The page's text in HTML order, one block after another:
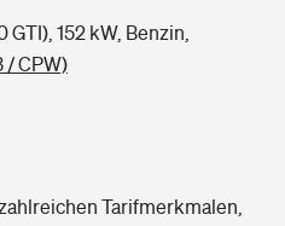
GTI), 152 kW, Benzin,
/ CPW)
Tarifmerkmalen,